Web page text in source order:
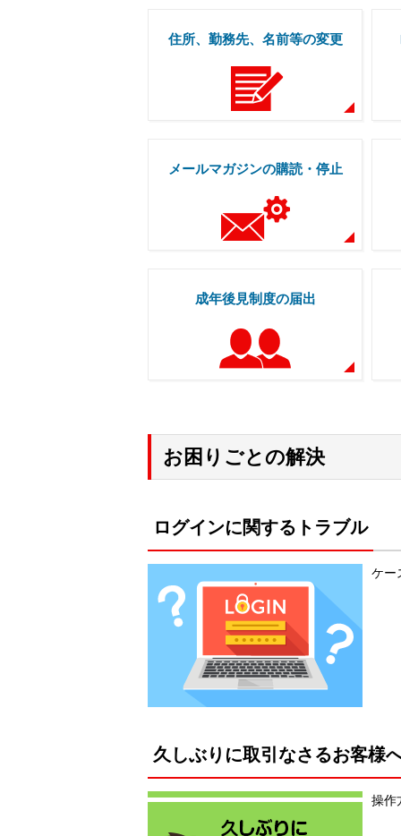
住所、勤務先、名前等の変更
メールマガジンの購読・停止
成年後見制度の届出
お困りごとの解決
ログインに関するトラブル
ケー
久しぶりに取引なさるお客様
操作